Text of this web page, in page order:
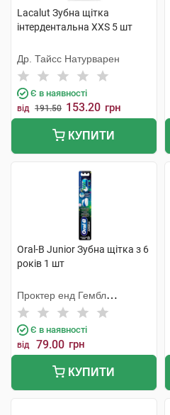
Lacalut Зубна щітка
інтердентальна XХS 5 шт
Др. Тайсс Натурварен
Є в наявності
від 191.50 153.20 грн
КУПИТИ
Oral-B Junior Зубна щітка з 6
років 1 шт
Проктер енд Гембл
Меньюфекчурінг
Є в наявності
від 79.00 грн
КУПИТИ